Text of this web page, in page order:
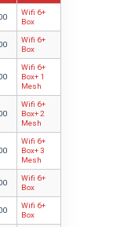
Wifi 6+
Box
Wifi 6+
Box
Wifi 6+
Box+ 1
Mesh
Wifi 6+
Box+ 2
Mesh
Wifi 6+
Box+ 3
Mesh
Wifi 6+
Box
Wifi 6+
Box